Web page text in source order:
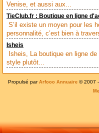
Venise, et aussi aux...
TieClub.fr : Boutique en ligne
S’il existe un moyen pour les
personnalité, c’est bien à
Isheis
Isheis, La boutique en ligne
style plutôt...
Propulsé par Arfooo Annuaire © 2007